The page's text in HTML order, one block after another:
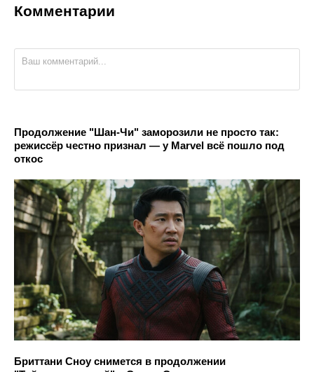
Комментарии
Продолжение "Шан-Чи" заморозили не просто так:
режиссёр честно признал — у Marvel всё пошло под
откос
Бриттани Сноу снимется в продолжении